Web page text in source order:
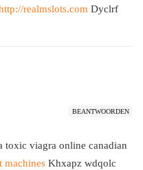
realmslots.com Dyclrf
BEANTWOORDEN
toxic viagra online canadian
machines Khxapz wdqolc